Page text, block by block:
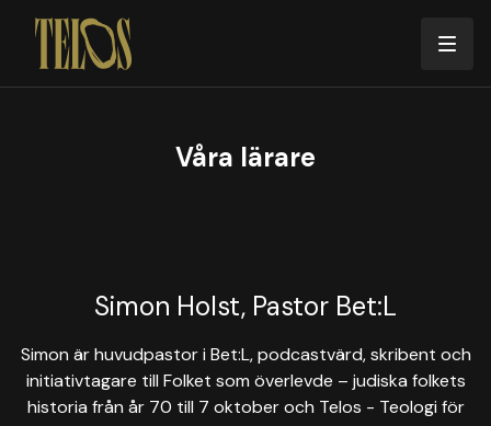
Våra lärare
Simon Holst, Pastor Bet:L
Simon är huvudpastor i Bet:L, podcastvärd, skribent och
initiativtagare till Folket som överlevde – judiska folkets
historia från år 70 till 7 oktober och Telos - Teologi för